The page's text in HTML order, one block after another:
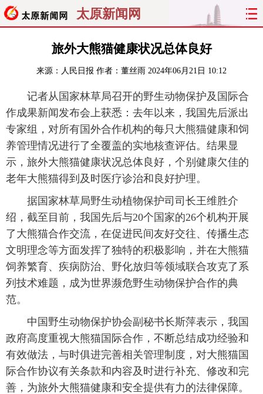
太原新闻网
聚焦 太原
经济 关注 文明 出行
纵横 曝光 综合 专题
旅游 理财 政务 教育
看天下 晋月读 最太原 网罗民生
旅外大熊猫健康状况总体良好
来源： 人民日报 作者：董丝雨 2024年06月21日 10:12
记者从国家林草局召开的野生动物保护及国际合
作成果新闻发布会上获悉：去年以来，我国先后派出
专家组，对所有国外合作机构的每只大熊猫健康和饲
养管理情况进行了全覆盖的实地核查评估。结果显
示，旅外大熊猫健康状况总体良好，个别健康欠佳的
老年大熊猫得到及时医疗诊治和良好护理。
据国家林草局野生动植物保护司司长王维胜介
绍，截至目前，我国先后与20个国家的26个机构开展
了大熊猫合作交流，在促进民间友好交往、传播生态
文明理念等方面发挥了独特的积极影响，并在大熊猫
饲养繁育、疾病防治、野化放归等领域联合攻克了系
列技术难题，成为世界濒危野生动物保护合作的典
范。
中国野生动物保护协会副秘书长斯萍表示，我国
政府高度重视大熊猫国际合作，不断总结成功经验和
有效做法，与时俱进完善相关管理制度，对大熊猫国
际合作协议有关条款和内容及时进行补充、修改和完
善，为旅外大熊猫健康和安全提供有力的法律保障。